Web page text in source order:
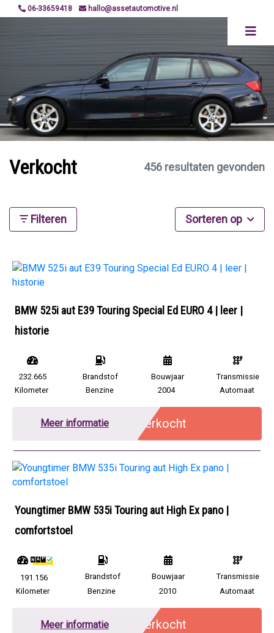
06-33659418 hallo@assetautomotive.nl
Verkocht 456 resultaten gevonden
Filteren Sorteren op
BMW 525i aut E39 Touring Special Ed EURO 4 | leer |
historie
232.665
Kilometer
Brandstof
Benzine
Bouwjaar
2004
Transmissie
Automaat
Meer informatie Verkocht
Youngtimer BMW 535i Touring aut High Ex pano |
comfortstoel
191.156
Kilometer
Brandstof
Benzine
Bouwjaar
2010
Transmissie
Automaat
Meer informatie Verkocht